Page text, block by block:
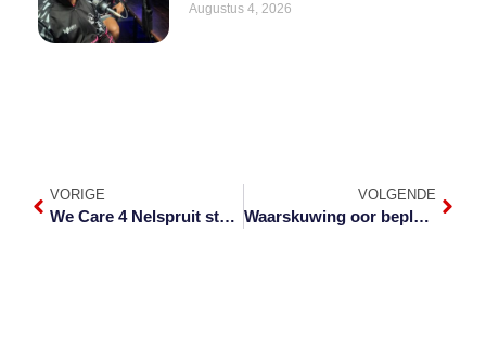
Augustus 4, 2026
VORIGE
We Care 4 Nelspruit stel visier op agterstraat aborsies
VOLGENDE
Waarskuwing oor beplande wateronderbreking Donderdag